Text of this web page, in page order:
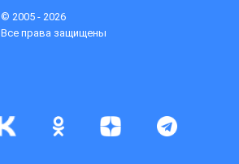
© 2005 - 2026
Все права защищены